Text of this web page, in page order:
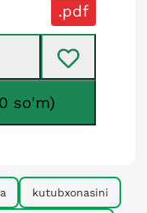
.pdf
so'm)
kutubxonasini